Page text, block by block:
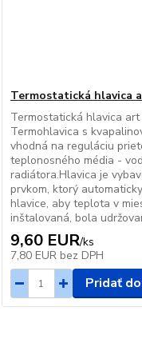
Termostatická hlavica
Termostatická hlavica
Termohlavica s
vhodná na reguláciu
teplonosného média -
radiátora.Hlavica je
prvkom, ktorý
hlavice, aby teplota v
inštalovaná, bola
9,60 EUR/ks
7,80 EUR bez DPH
Pridať